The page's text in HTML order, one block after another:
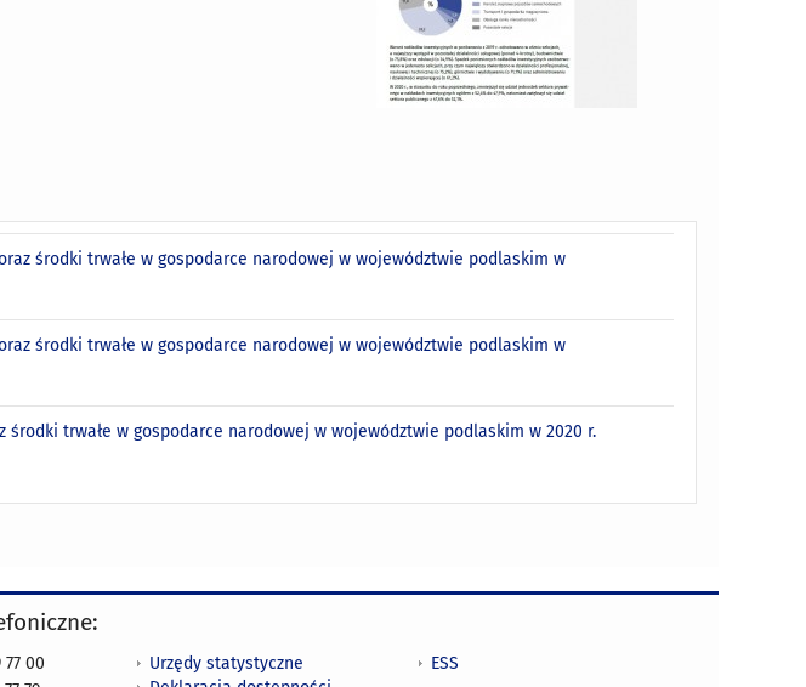
środki trwałe w gospodarce narodowej w województwie podlaskim w
środki trwałe w gospodarce narodowej w województwie podlaskim w
środki trwałe w gospodarce narodowej w województwie podlaskim w 2020 r.
00
Urzędy statystyczne
ESS